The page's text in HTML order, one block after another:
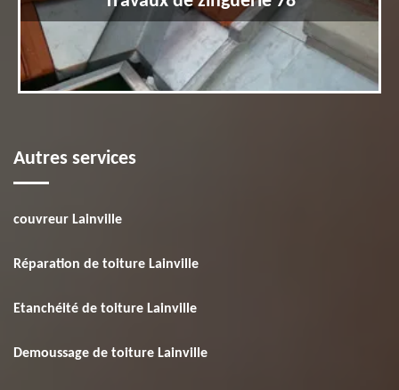
Autres services
couvreur Lainville
Réparation de toiture Lainville
Etanchéité de toiture Lainville
Demoussage de toiture Lainville